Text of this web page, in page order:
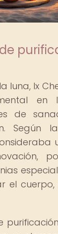
luna, Ix
en
de
Según
el